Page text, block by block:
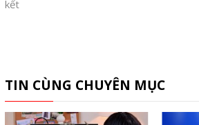
kết
TIN CÙNG CHUYÊN MỤC